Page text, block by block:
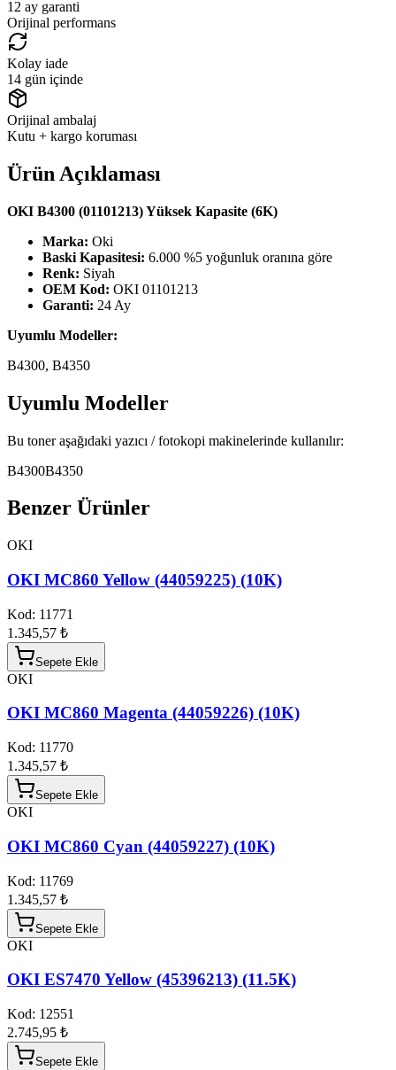
12 ay garanti
Orijinal performans
Kolay iade
14 gün içinde
Orijinal ambalaj
Kutu + kargo koruması
Ürün Açıklaması
OKI B4300 (01101213) Yüksek Kapasite (6K)
Marka: Oki
Baski Kapasitesi: 6.000 %5 yoğunluk oranına göre
Renk: Siyah
OEM Kod: OKI 01101213
Garanti: 24 Ay
Uyumlu Modeller:
B4300, B4350
Uyumlu Modeller
Bu toner aşağıdaki yazıcı / fotokopi makinelerinde kullanılır:
B4300B4350
Benzer Ürünler
OKI
OKI MC860 Yellow (44059225) (10K)
Kod: 11771
1.345,57 ₺
Sepete Ekle
OKI
OKI MC860 Magenta (44059226) (10K)
Kod: 11770
1.345,57 ₺
Sepete Ekle
OKI
OKI MC860 Cyan (44059227) (10K)
Kod: 11769
1.345,57 ₺
Sepete Ekle
OKI
OKI ES7470 Yellow (45396213) (11.5K)
Kod: 12551
2.745,95 ₺
Sepete Ekle